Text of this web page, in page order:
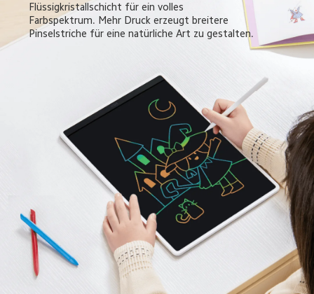
Flüssigkristallschicht für ein volles
Farbspektrum. Mehr Druck erzeugt breitere
Pinselstriche für eine natürliche Art zu gestalten.